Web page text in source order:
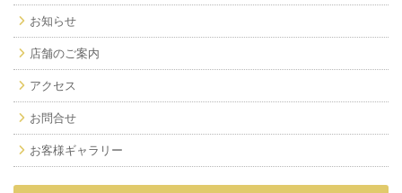
お知らせ
店舗のご案内
アクセス
お問合せ
お客様ギャラリー